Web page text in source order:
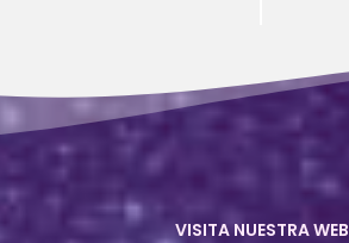
VISITA NUESTRA WEB